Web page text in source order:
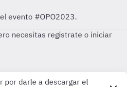
evento #OPO2023.
necesitas registrate o iniciar
por darle a descargar el